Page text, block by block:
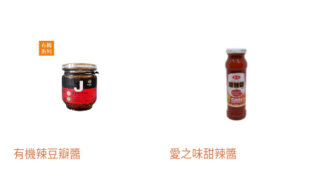
有機辣豆瓣醬 愛之味甜辣醬